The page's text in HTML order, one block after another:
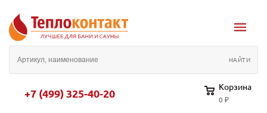
+7 (499) 325-40-20 Корзина
0 ₽